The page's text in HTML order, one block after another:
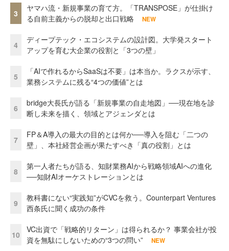
3
ヤマハ流・新規事業の育て方。「TRANSPOSE」が仕掛け
る自前主義からの脱却と出口戦略
NEW
4
ディープテック・エコシステムの設計図。大学発スタート
アップを育む大企業の役割と「3つの壁」
5
「AIで作れるからSaaSは不要」は本当か。ラクスが示す、
業務システムに残る“4つの価値”とは
6
bridge大長氏が語る「新規事業の自走地図」──現在地を診
断し未来を描く、領域とアジェンダとは
7
FP＆A導入の最大の目的とは何か──導入を阻む「二つの
壁」、本社経営企画が果たすべき「真の役割」とは
8
第一人者たちが語る、知財業務AIから戦略領域AIへの進化
──知財AIオーケストレーションとは
9
教科書にない“実践知”がCVCを救う。Counterpart Ventures
西条氏に聞く成功の条件
10
VC出資で「戦略的リターン」は得られるか？ 事業会社が投
資を無駄にしないための“3つの問い”
NEW